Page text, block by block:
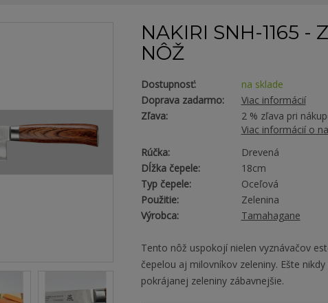
NAKIRI SNH-1165 -
NÔŽ
Dostupnosť:
na sklade
Doprava zadarmo:
Viac informácií
Zľava:
2 % zľava pri
Viac informácií o
Rúčka:
Drevená
Dĺžka čepele:
18cm
Typ čepele:
Oceľová
Použitie:
Zelenina
Výrobca:
Tamahagane
Tento nôž uspokojí nielen vyznávačov
čepelou aj milovníkov zeleniny. Ešte
pokrájanej zeleniny zábavnejšie.